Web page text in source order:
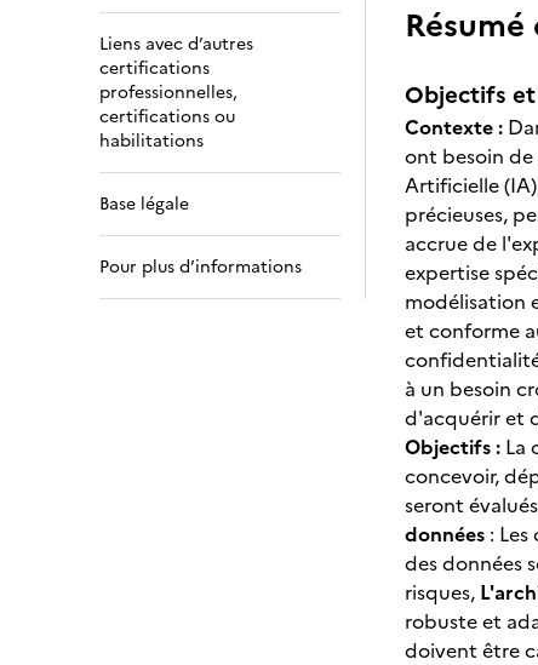
Liens avec d’autres
certifications
professionnelles,
certifications ou
habilitations
Base légale
Pour plus d’informations
Objectifs
Contexte :
ont besoin
Artificielle
précieuses,
accrue de
expertise
modélisation
et conforme
à un besoin
d'acquérir et
Objectifs : La
concevoir,
seront
données :
des données
risques,
robuste et
doivent être